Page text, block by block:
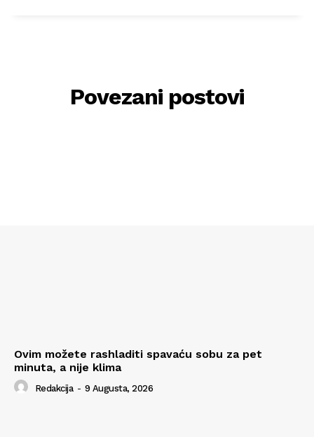
Povezani postovi
Ovim možete rashladiti spavaću sobu za pet
minuta, a nije klima
Redakcija - 9 Augusta, 2026